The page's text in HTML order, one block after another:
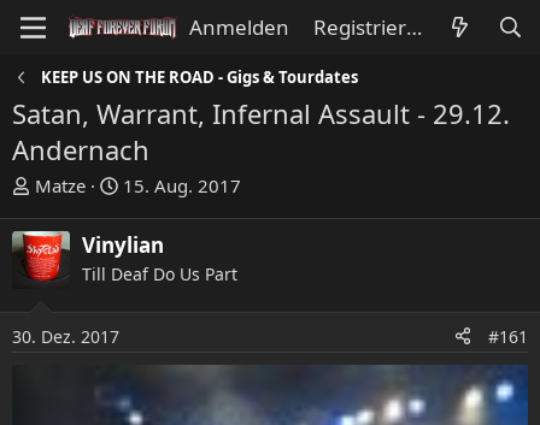
Anmelden Registrieren
KEEP US ON THE ROAD - Gigs & Tourdates
Satan, Warrant, Infernal Assault - 29.12.
Andernach
E
s
t
e
l
Matze
E
s
t
e
l
m
15. Aug. 2017
Vinylian
Till Deaf Do Us Part
30. Dez. 2017 #161